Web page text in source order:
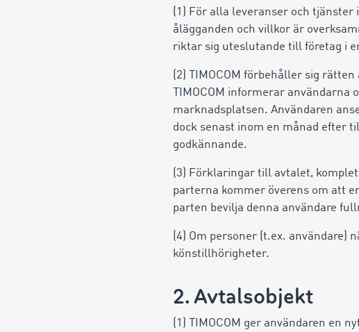
(1) För alla leveranser och
ålägganden och villkor är
riktar sig uteslutande till företag i
(2) TIMOCOM förbehåller sig
TIMOCOM informerar
marknadsplatsen. Användaren
dock senast inom en månad efter
godkännande.
(3) Förklaringar till avtalet,
parterna kommer överens om att
parten bevilja denna användare
(4) Om personer (t.ex. användare)
könstillhörigheter.
2. Avtalsobjekt
(1) TIMOCOM ger användaren en